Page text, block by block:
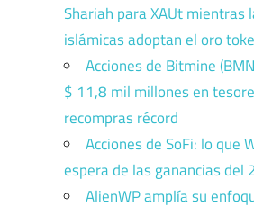
Shariah para XAUt mientras
islámicas adoptan el oro
Acciones de Bitmine
$ 11,8 mil millones en
recompras récord
Acciones de SoFi: lo que
espera de las ganancias del
AlienWP amplía su